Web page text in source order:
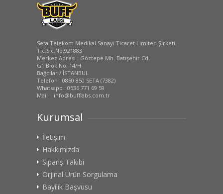
Seta Telekom Medikal Sanayi Ticaret Limited Şirketi.
Tic.Sic.No:921883
Merkez Adresi : Göztepe Mh. Batışehir Cd.
G1 Blok No: 14/H
Bağcılar / İSTANBUL
Telefon : 0850 850 SETA (7382)
Whatsapp : 0536 771 69 59
Mail : info@bufflabs.com.tr
Kurumsal
İletişim
Hakkımızda
Sipariş Takibi
Orjinal Ürün Sorgulama
Bayilik Başvusu